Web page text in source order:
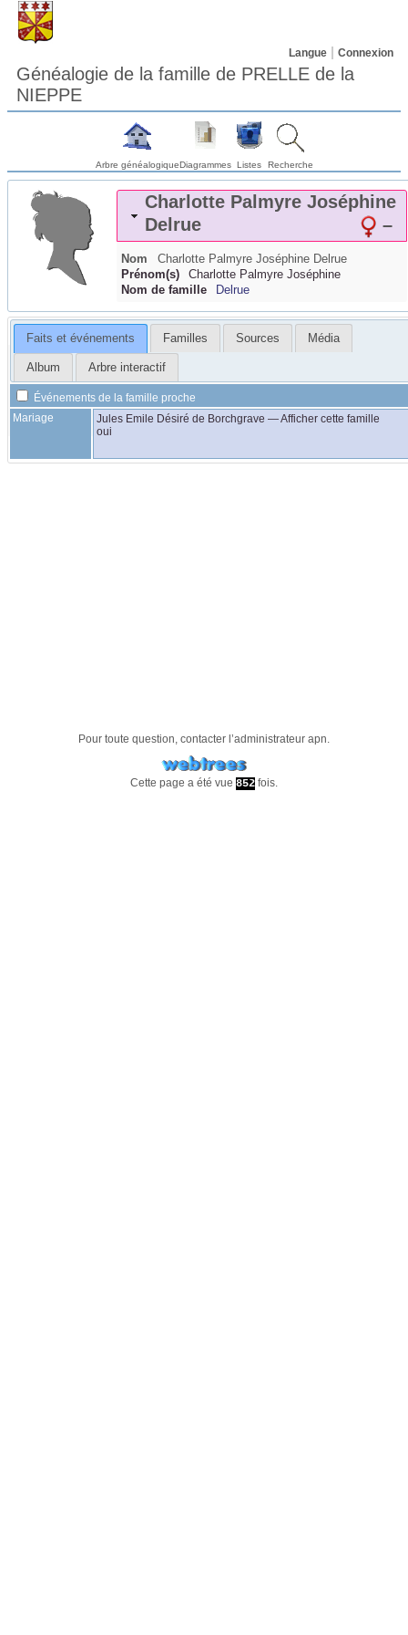
Langue Connexion
Généalogie de la famille de PRELLE de la
NIEPPE
Arbre généalogiqueDiagrammes Listes Recherche
Charlotte Palmyre Joséphine
Delrue
–
Nom Charlotte Palmyre Joséphine Delrue
Prénom(s)
Charlotte Palmyre Joséphine
Nom de famille
Delrue
Faits et événements Familles Sources Média
Album Arbre interactif
Événements de la famille proche
Mariage
Jules Emile Désiré de Borchgrave —Afficher cette famille
oui
Pour toute question, contacter l’administrateur apn.
Cette page a été vue 852 fois.